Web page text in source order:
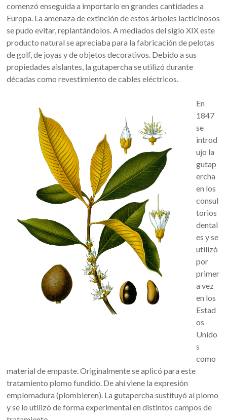
comenzó enseguida a importarlo en grandes cantidades a
Europa. La amenaza de extinción de estos árboles lacticinosos
se pudo evitar, replantándolos. A mediados del siglo XIX este
producto natural se apreciaba para la fabricación de pelotas
de golf, de joyas y de objetos decorativos. Debido a sus
propiedades aislantes, la gutapercha se utilizó durante
décadas como revestimiento de cables eléctricos.
En
1847
se
introd
ujo la
gutap
ercha
en los
consul
torios
dental
es y se
utilizó
por
primer
a vez
en los
Estad
os
Unido
s
como
material de empaste. Originalmente se aplicó para este
tratamiento plomo fundido. De ahí viene la expresión
emplomadura (plombieren). La gutapercha sustituyó al plomo
y se lo utilizó de forma experimental en distintos campos de